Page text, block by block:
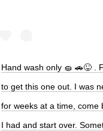
Hand wash only 🧽 🚗😜 .
to get this one out. I was
for weeks at a time, come
I had and start over.